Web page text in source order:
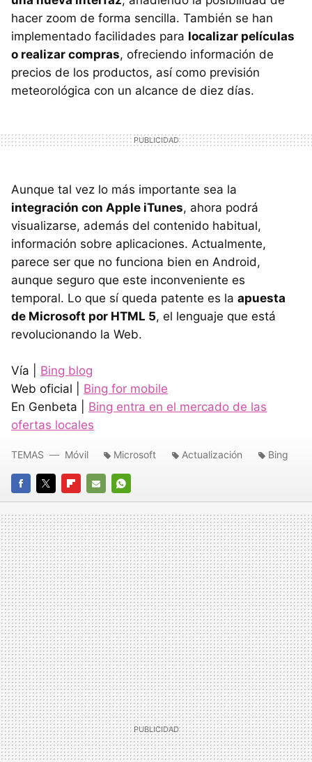
hacer zoom de forma sencilla. También se han
implementado facilidades para localizar películas
o realizar compras, ofreciendo información de
precios de los productos, así como previsión
meteorológica con un alcance de diez días.
Aunque tal vez lo más importante sea la
integración con Apple iTunes, ahora podrá
visualizarse, además del contenido habitual,
información sobre aplicaciones. Actualmente,
parece ser que no funciona bien en Android,
aunque seguro que este inconveniente es
temporal. Lo que sí queda patente es la apuesta
de Microsoft por HTML 5, el lenguaje que está
revolucionando la Web.
Vía | Bing blog
Web oficial | Bing for mobile
En Genbeta | Bing entra en el mercado de las
ofertas locales
FACEBOOK
TWITTERFLIPBOARD
E-
MAIL
WHATSAPP
TEMAS Móvil Microsoft Actualización Bing